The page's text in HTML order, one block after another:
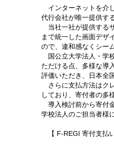
インターネットを介
代行会社が唯一提供す
当社一社が提供する
まで統一した画面デザ
ので、違和感なくシ
国公立大学法人・学
ただける点、多様な導
評価いただき、日本全
さらに支払方法はク
しており、寄付者の多
導入検討前から寄付
学校法人のご担当者様
【 F-REGI 寄付支払